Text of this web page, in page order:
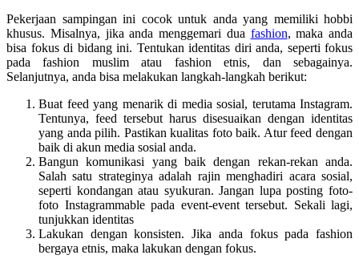
Pekerjaan sampingan ini cocok untuk anda yang memiliki hobbi
khusus. Misalnya, jika anda menggemari dua fashion, maka anda
bisa fokus di bidang ini. Tentukan identitas diri anda, seperti fokus
pada fashion muslim atau fashion etnis, dan sebagainya.
Selanjutnya, anda bisa melakukan langkah-langkah berikut:
Buat feed yang menarik di media sosial, terutama Instagram.
Tentunya, feed tersebut harus disesuaikan dengan identitas
yang anda pilih. Pastikan kualitas foto baik. Atur feed dengan
baik di akun media sosial anda.
Bangun komunikasi yang baik dengan rekan-rekan anda.
Salah satu strateginya adalah rajin menghadiri acara sosial,
seperti kondangan atau syukuran. Jangan lupa posting foto-
foto Instagrammable pada event-event tersebut. Sekali lagi,
tunjukkan identitas
Lakukan dengan konsisten. Jika anda fokus pada fashion
bergaya etnis, maka lakukan dengan fokus.